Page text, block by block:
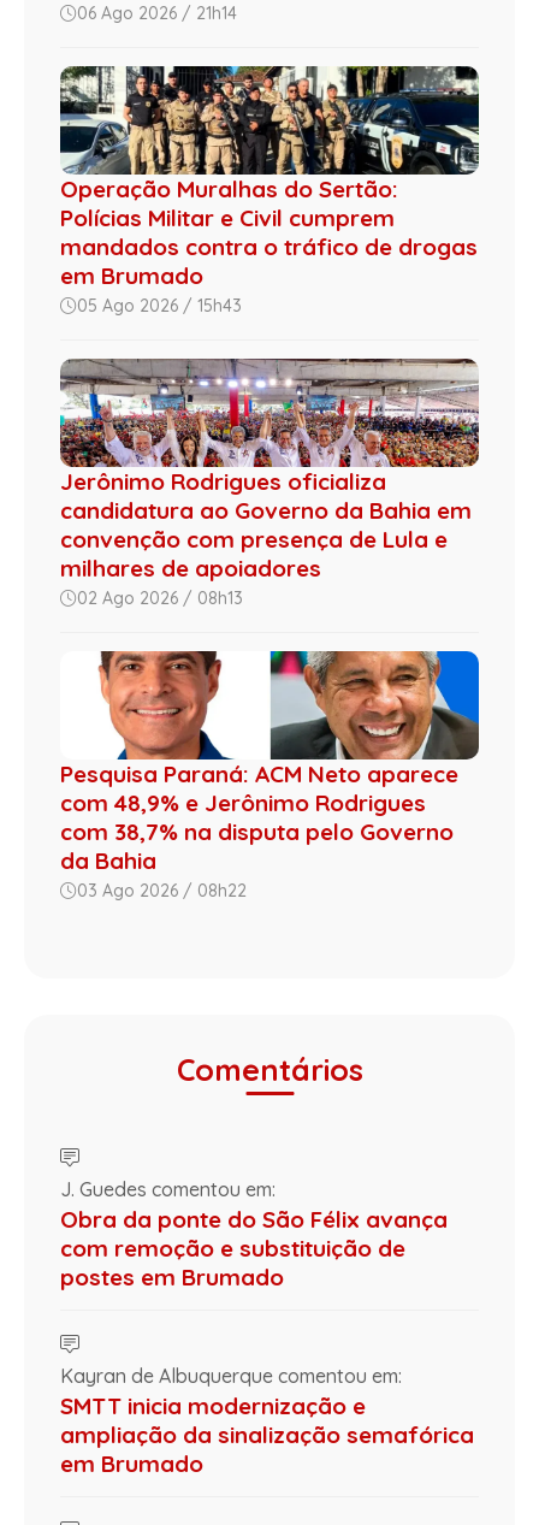
06 Ago 2026 / 21h14
Operação Muralhas do Sertão:
Polícias Militar e Civil cumprem
mandados contra o tráfico de drogas
em Brumado
05 Ago 2026 / 15h43
Jerônimo Rodrigues oficializa
candidatura ao Governo da Bahia em
convenção com presença de Lula e
milhares de apoiadores
02 Ago 2026 / 08h13
Pesquisa Paraná: ACM Neto aparece
com 48,9% e Jerônimo Rodrigues
com 38,7% na disputa pelo Governo
da Bahia
03 Ago 2026 / 08h22
Comentários
J. Guedes comentou em:
Obra da ponte do São Félix avança
com remoção e substituição de
postes em Brumado
Kayran de Albuquerque comentou em:
SMTT inicia modernização e
ampliação da sinalização semafórica
em Brumado